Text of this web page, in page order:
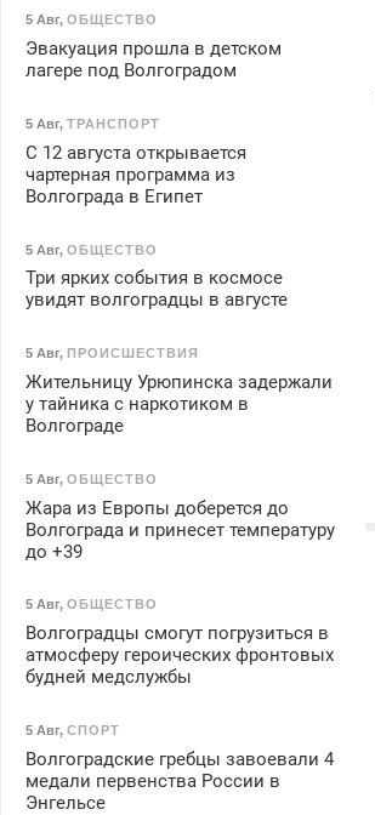
5 Авг, ОБЩЕСТВО
Эвакуация прошла в детском
лагере под Волгоградом
5 Авг, ТРАНСПОРТ
С 12 августа открывается
чартерная программа из
Волгограда в Египет
5 Авг, ОБЩЕСТВО
Три ярких события в космосе
увидят волгоградцы в августе
5 Авг, ПРОИСШЕСТВИЯ
Жительницу Урюпинска задержали
у тайника с наркотиком в
Волгограде
5 Авг, ОБЩЕСТВО
Жара из Европы доберется до
Волгограда и принесет температуру
до +39
5 Авг, ОБЩЕСТВО
Волгоградцы смогут погрузиться в
атмосферу героических фронтовых
будней медслужбы
5 Авг, СПОРТ
Волгоградские гребцы завоевали 4
медали первенства России в
Энгельсе